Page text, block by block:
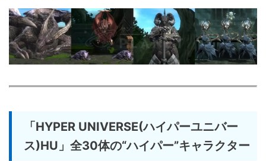
「HYPER UNIVERSE(ハイパーユニバー
ス)HU」全30体の“ハイパー”キャラクター